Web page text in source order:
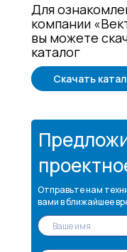
Для
компании
вы можете
каталог
Скачать
Отправьте нам
вами в ближайшее